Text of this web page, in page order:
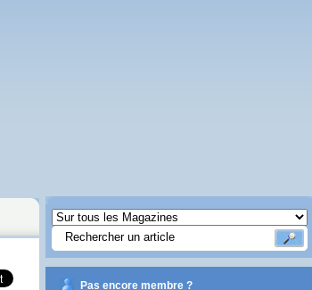
Pas encore membre ?